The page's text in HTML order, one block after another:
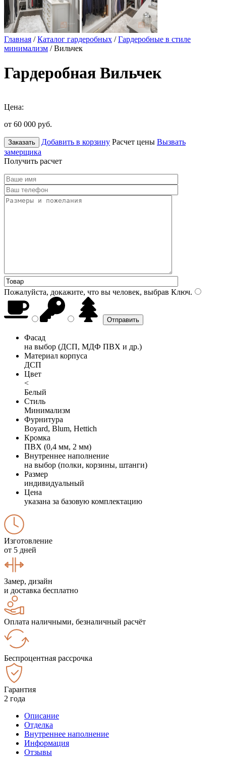
Главная /Каталог гардеробных /Гардеробные в стиле
минимализм / Вильчек
Гардеробная Вильчек
Цена:
от 60 000 руб.
Заказать Добавить в корзину Расчет цены Вызвать
замерщика
Получить расчет
Пожалуйста, докажите, что вы человек, выбрав Ключ.
Фасад
на выбор (ДСП, МДФ ПВХ и др.)
Материал корпуса
ДСП
Цвет
<
Белый
Стиль
Минимализм
Фурнитура
Boyard, Blum, Hettich
Кромка
ПВХ (0,4 мм, 2 мм)
Внутреннее наполнение
на выбор (полки, корзины, штанги)
Размер
индивидуальный
Цена
указана за базовую комплектацию
Изготовление
от 5 дней
Замер, дизайн
и доставка бесплатно
Оплата наличными, безналичный расчёт
Беспроцентная рассрочка
Гарантия
2 года
Описание
Отделка
Внутреннее наполнение
Информация
Отзывы